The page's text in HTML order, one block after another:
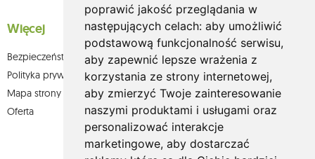
poprawić jakość przeglądania w
następujących celach: aby umożliwić
podstawową funkcjonalność serwisu,
aby zapewnić lepsze wrażenia z
korzystania ze strony internetowej,
aby zmierzyć Twoje zainteresowanie
naszymi produktami i usługami oraz
personalizować interakcje
marketingowe, aby dostarczać
Więcej
Bezpieczeństwo płatności
Polityka prywatności
Mapa strony
Oferta